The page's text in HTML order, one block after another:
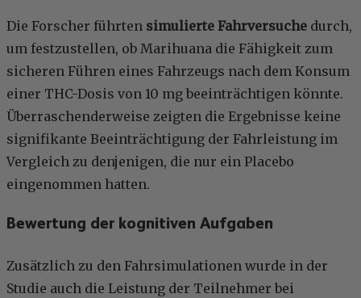
Die Forscher führten simulierte Fahrversuche durch,
um festzustellen, ob Marihuana die Fähigkeit zum
sicheren Führen eines Fahrzeugs nach dem Konsum
einer THC-Dosis von 10 mg beeinträchtigen könnte.
Überraschenderweise zeigten die Ergebnisse keine
signifikante Beeinträchtigung der Fahrleistung im
Vergleich zu denjenigen, die nur ein Placebo
eingenommen hatten.
Bewertung der kognitiven Aufgaben
Zusätzlich zu den Fahrsimulationen wurde in der
Studie auch die Leistung der Teilnehmer bei